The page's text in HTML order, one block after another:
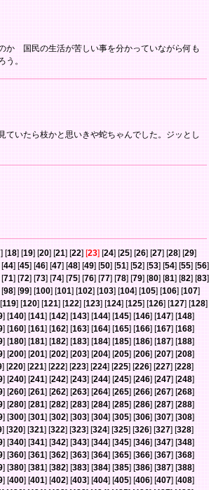
か 国民の生活が苦しい事を分かっていながら何も
。
いたら枝かと思いきや蛇ちゃんでした。ジッとし
] [18] [19] [20] [21] [22] [23] [24] [25] [26] [27] [28] [29]
[44] [45] [46] [47] [48] [49] [50] [51] [52] [53] [54] [55] [56]
[71] [72] [73] [74] [75] [76] [77] [78] [79] [80] [81] [82] [83]
[98] [99] [100] [101] [102] [103] [104] [105] [106] [107]
119] [120] [121] [122] [123] [124] [125] [126] [127] [128]
] [140] [141] [142] [143] [144] [145] [146] [147] [148]
] [160] [161] [162] [163] [164] [165] [166] [167] [168]
] [180] [181] [182] [183] [184] [185] [186] [187] [188]
] [200] [201] [202] [203] [204] [205] [206] [207] [208]
] [220] [221] [222] [223] [224] [225] [226] [227] [228]
] [240] [241] [242] [243] [244] [245] [246] [247] [248]
] [260] [261] [262] [263] [264] [265] [266] [267] [268]
] [280] [281] [282] [283] [284] [285] [286] [287] [288]
] [300] [301] [302] [303] [304] [305] [306] [307] [308]
] [320] [321] [322] [323] [324] [325] [326] [327] [328]
] [340] [341] [342] [343] [344] [345] [346] [347] [348]
] [360] [361] [362] [363] [364] [365] [366] [367] [368]
] [380] [381] [382] [383] [384] [385] [386] [387] [388]
] [400] [401] [402] [403] [404] [405] [406] [407] [408]